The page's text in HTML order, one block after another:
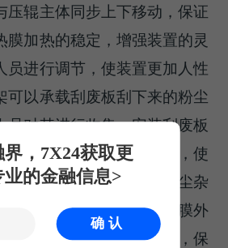
压辊主体同步上下移动，保证
膜加热的稳定，增强装置的灵
员进行调节，使装置更加人性
可以承载刮废板刮下来的粉尘
员对其进行收集，安装刮废板
部吸附的粉尘杂物刮下来，使
干净，避免压辊主体将粉尘杂
膜外部，避免石墨烯导热膜外
石墨烯导热膜外部的平整，保
，7X24获取更
的金融信息>
确认